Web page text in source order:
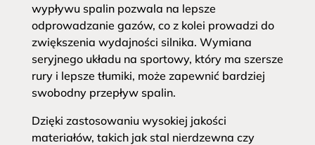
wypływu spalin pozwala na lepsze
odprowadzanie gazów, co z kolei prowadzi do
zwiększenia wydajności silnika. Wymiana
seryjnego układu na sportowy, który ma szersze
rury i lepsze tłumiki, może zapewnić bardziej
swobodny przepływ spalin.
Dzięki zastosowaniu wysokiej jakości
materiałów, takich jak stal nierdzewna czy